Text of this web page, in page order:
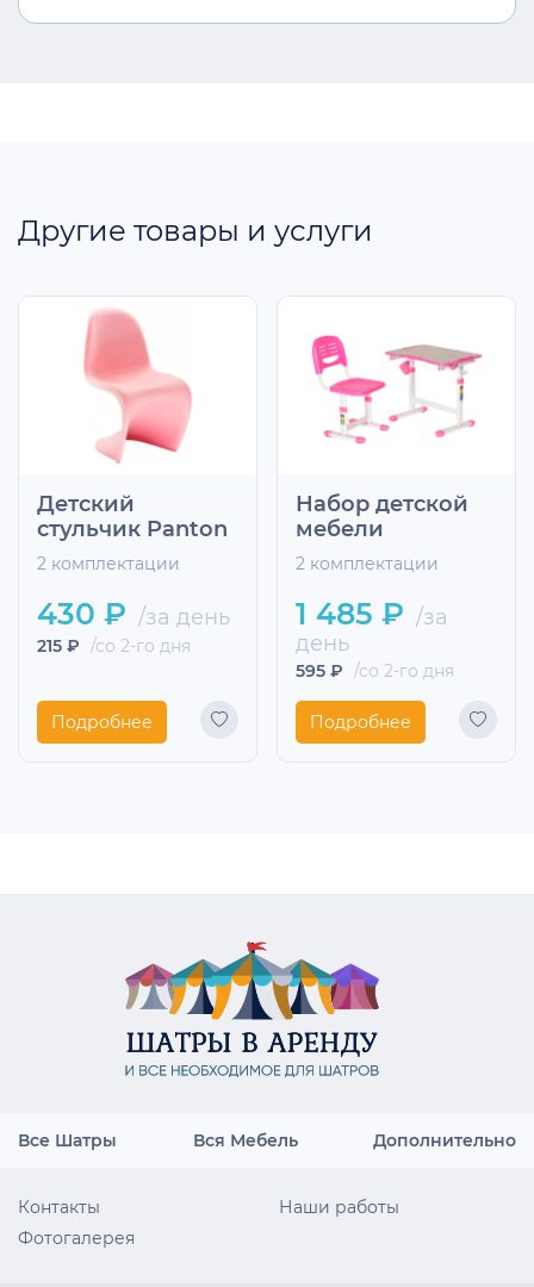
Другие товары и услуги
Детский
стульчик Panton
2 комплектации
430 ₽ /за день
215 ₽ /со 2-го дня
Подробнее
Набор детской
мебели
2 комплектации
1 485 ₽ /за
день
595 ₽ /со 2-го дня
Подробнее
Все Шатры Вся Мебель Дополнительно
Контакты
Наши работы
Фотогалерея